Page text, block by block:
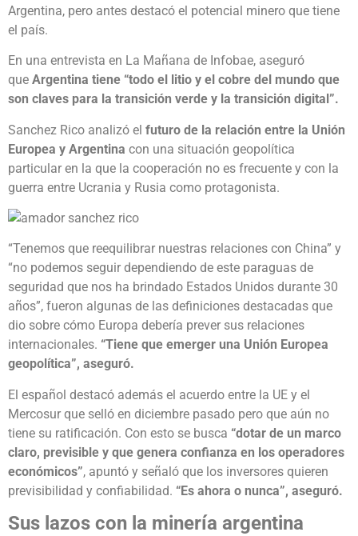
Argentina, pero antes destacó el potencial minero que tiene
el país.
En una entrevista en La Mañana de Infobae, aseguró
que Argentina tiene “todo el litio y el cobre del mundo que
son claves para la transición verde y la transición digital”.
Sanchez Rico analizó el futuro de la relación entre la Unión
Europea y Argentina con una situación geopolítica
particular en la que la cooperación no es frecuente y con la
guerra entre Ucrania y Rusia como protagonista.
“Tenemos que reequilibrar nuestras relaciones con China” y
“no podemos seguir dependiendo de este paraguas de
seguridad que nos ha brindado Estados Unidos durante 30
años”, fueron algunas de las definiciones destacadas que
dio sobre cómo Europa debería prever sus relaciones
internacionales. “Tiene que emerger una Unión Europea
geopolítica”, aseguró.
El español destacó además el acuerdo entre la UE y el
Mercosur que selló en diciembre pasado pero que aún no
tiene su ratificación. Con esto se busca “dotar de un marco
claro, previsible y que genera confianza en los operadores
económicos”, apuntó y señaló que los inversores quieren
previsibilidad y confiabilidad. “Es ahora o nunca”, aseguró.
Sus lazos con la minería argentina